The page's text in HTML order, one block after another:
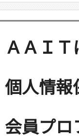
ＡＡＩ
個人情報
会員プロ